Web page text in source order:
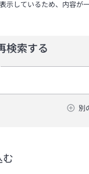
示しているため、内容が
検索する
別
む